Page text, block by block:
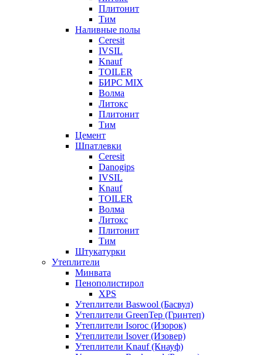
Плитонит
Тим
Наливные полы
Ceresit
IVSIL
Knauf
TOILER
БИРС MIX
Волма
Литокс
Плитонит
Тим
Цемент
Шпатлевки
Ceresit
Danogips
IVSIL
Knauf
TOILER
Волма
Литокс
Плитонит
Тим
Штукатурки
Утеплители
Минвата
Пенополистирол
XPS
Утеплители Baswool (Басвул)
Утеплители GreenTep (Гринтеп)
Утеплители Isoroc (Изорок)
Утеплители Isover (Изовер)
Утеплители Knauf (Кнауф)